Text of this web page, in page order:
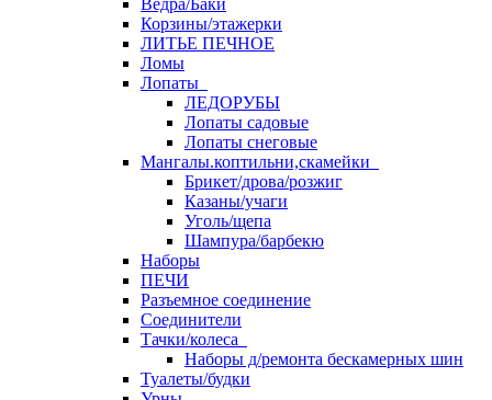
Ведра/Баки
Корзины/этажерки
ЛИТЬЕ ПЕЧНОЕ
Ломы
Лопаты
ЛЕДОРУБЫ
Лопаты садовые
Лопаты снеговые
Мангалы.коптильни,скамейки
Брикет/дрова/розжиг
Казаны/учаги
Уголь/щепа
Шампура/барбекю
Наборы
ПЕЧИ
Разъемное соединение
Соединители
Тачки/колеса
Наборы д/ремонта бескамерных шин
Туалеты/будки